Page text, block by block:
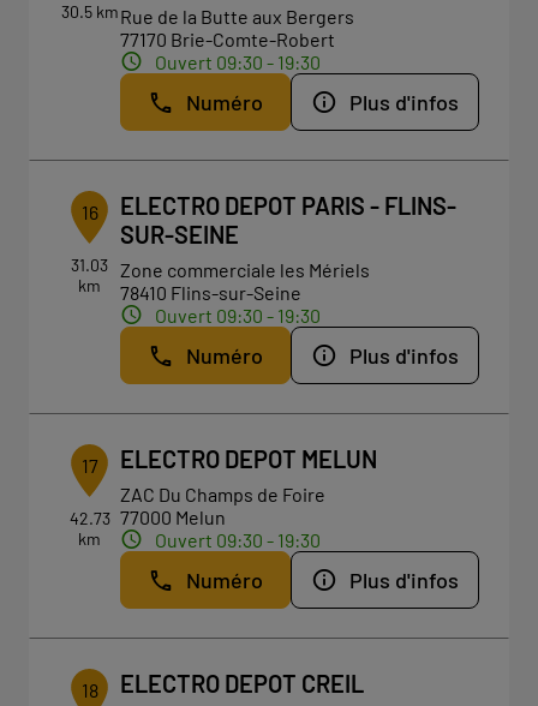
30.5 kmRue de la Butte aux Bergers
77170 Brie-Comte-Robert
Ouvert 09:30 - 19:30
Numéro Plus d'infos
16
31.03
km
ELECTRO DEPOT PARIS - FLINS-
SUR-SEINE
Zone commerciale les Mériels
78410 Flins-sur-Seine
Ouvert 09:30 - 19:30
Numéro Plus d'infos
17
42.73
km
ELECTRO DEPOT MELUN
ZAC Du Champs de Foire
77000 Melun
Ouvert 09:30 - 19:30
Numéro Plus d'infos
18 ELECTRO DEPOT CREIL